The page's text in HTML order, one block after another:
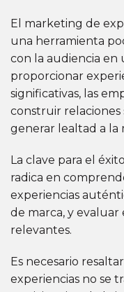
El marketing de
una herramienta
con la audiencia en
proporcionar
significativas, las
construir relaciones
generar lealtad a la
La clave para el
radica en
experiencias
de marca, y evaluar
relevantes.
Es necesario
experiencias no se